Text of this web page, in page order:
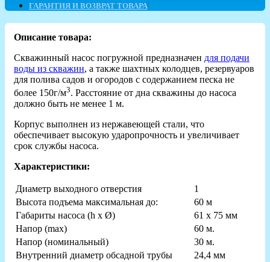
ГАРАНТИЯ И ВОЗВРАТ ТОВАРА
Описание товара:
Скважинный насос погружной предназначен для подачи
воды из скважин, а также шахтных колодцев, резервуаров
для полива садов и огородов с содержанием песка не
более 150г/м3. Расстояние от дна скважины до насоса
должно быть не менее 1 м.
Корпус выполнен из нержавеющей стали, что
обеспечивает высокую ударопрочность и увеличивает
срок службы насоса.
Характеристики:
Диаметр выходного отверстия
1
Высота подъема максимальная до:
60 м
Габариты насоса (h х Ø)
61 х 75 мм
Напор (max)
60 м.
Напор (номинальный)
30 м.
Внутренний диаметр обсадной трубы
24,4 мм